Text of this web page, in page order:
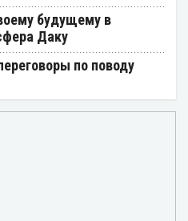
будущему в
Даку
по поводу